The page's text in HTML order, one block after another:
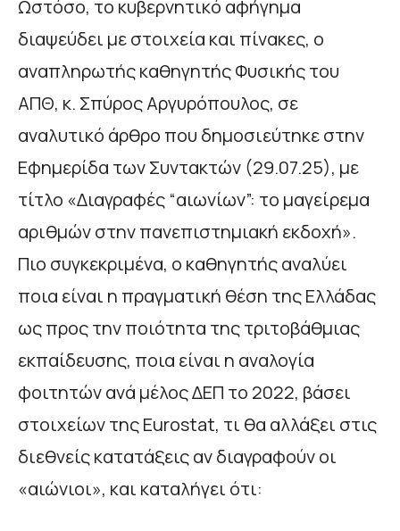
Ωστόσο, το κυβερνητικό αφήγημα
διαψεύδει με στοιχεία και πίνακες, ο
αναπληρωτής καθηγητής Φυσικής του
ΑΠΘ, κ. Σπύρος Αργυρόπουλος, σε
αναλυτικό άρθρο που δημοσιεύτηκε στην
Εφημερίδα των Συντακτών (29.07.25), με
τίτλο «Διαγραφές “αιωνίων”: το μαγείρεμα
αριθμών στην πανεπιστημιακή εκδοχή».
Πιο συγκεκριμένα, ο καθηγητής αναλύει
ποια είναι η πραγματική θέση της Ελλάδας
ως προς την ποιότητα της τριτοβάθμιας
εκπαίδευσης, ποια είναι η αναλογία
φοιτητών ανά μέλος ΔΕΠ το 2022, βάσει
στοιχείων της Eurostat, τι θα αλλάξει στις
διεθνείς κατατάξεις αν διαγραφούν οι
«αιώνιοι», και καταλήγει ότι: